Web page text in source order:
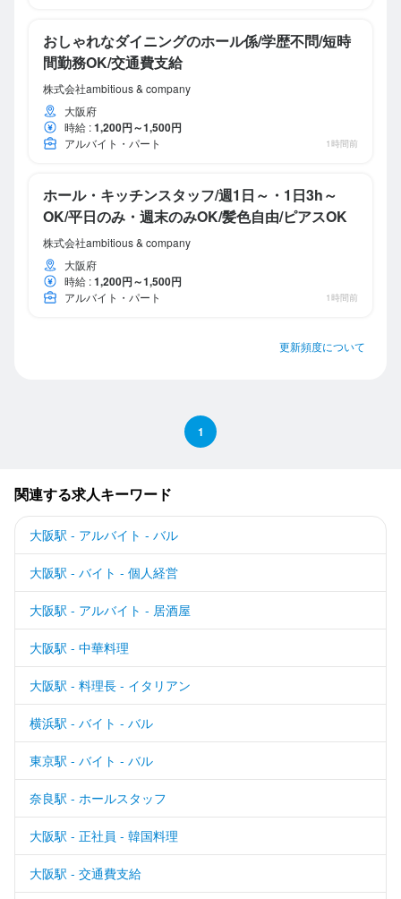
おしゃれなダイニングのホール係/学歴不問/短時
間勤務OK/交通費支給
株式会社ambitious & company
大阪府
時給 :1,200円～1,500円
アルバイト・パート 1時間前
ホール・キッチンスタッフ/週1日～・1日3h～
OK/平日のみ・週末のみOK/髪色自由/ピアスOK
株式会社ambitious & company
大阪府
時給 :1,200円～1,500円
アルバイト・パート 1時間前
更新頻度について
1
関連する求人キーワード
大阪駅 - アルバイト - バル
大阪駅 - バイト - 個人経営
大阪駅 - アルバイト - 居酒屋
大阪駅 - 中華料理
大阪駅 - 料理長 - イタリアン
横浜駅 - バイト - バル
東京駅 - バイト - バル
奈良駅 - ホールスタッフ
大阪駅 - 正社員 - 韓国料理
大阪駅 - 交通費支給